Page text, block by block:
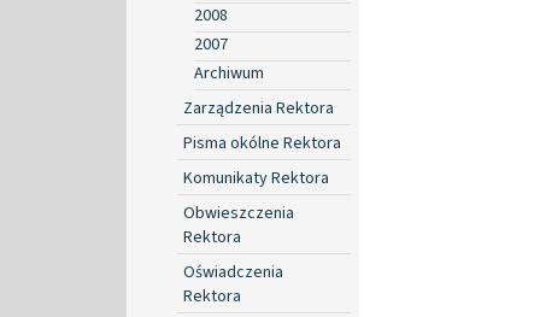
2008
2007
Archiwum
Zarządzenia Rektora
Pisma okólne Rektora
Komunikaty Rektora
Obwieszczenia
Rektora
Oświadczenia
Rektora